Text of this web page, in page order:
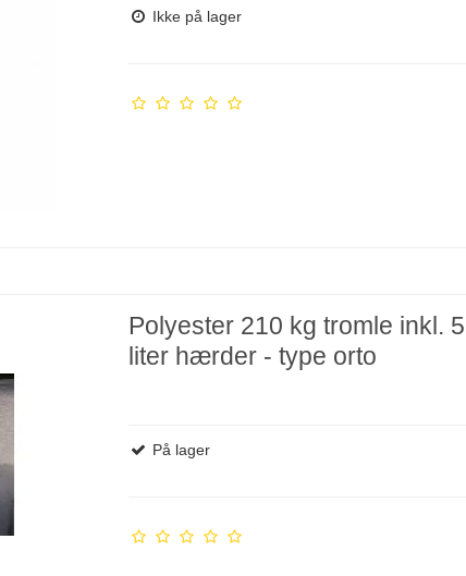
Ikke på lager
Polyester 210 kg tromle inkl. 5
liter hærder - type orto
På lager